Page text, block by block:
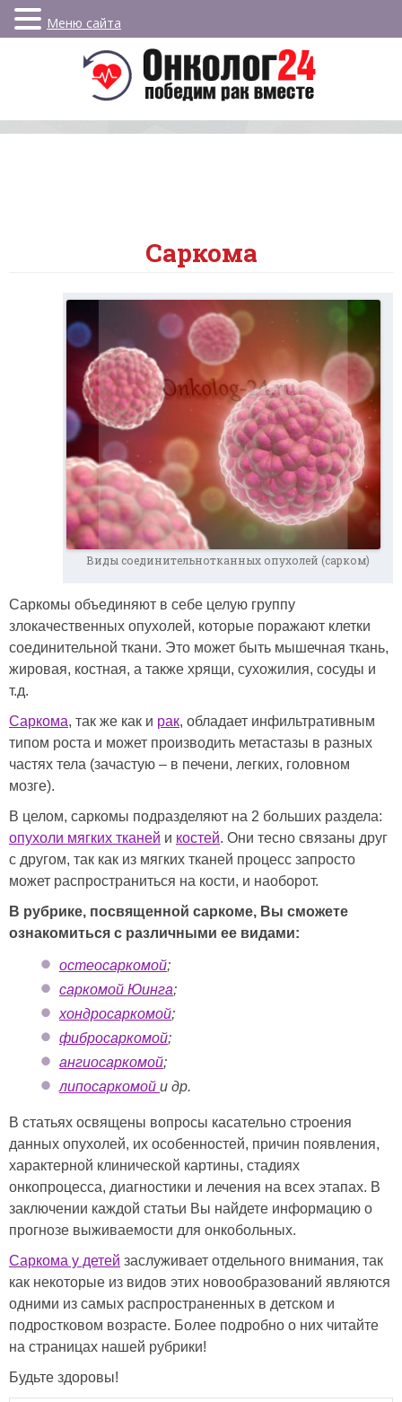
Саркома
Виды соединительнотканных опухолей (сарком)
Саркомы объединяют в себе целую группу
злокачественных опухолей, которые поражают клетки
соединительной ткани. Это может быть мышечная ткань,
жировая, костная, а также хрящи, сухожилия, сосуды и
т.д.
Саркома, так же как и рак, обладает инфильтративным
типом роста и может производить метастазы в разных
частях тела (зачастую – в печени, легких, головном
мозге).
В целом, саркомы подразделяют на 2 больших раздела:
опухоли мягких тканей и костей. Они тесно связаны друг
с другом, так как из мягких тканей процесс запросто
может распространиться на кости, и наоборот.
В рубрике, посвященной саркоме, Вы сможете
ознакомиться с различными ее видами:
остеосаркомой;
саркомой Юинга;
хондросаркомой;
фибросаркомой;
ангиосаркомой;
липосаркомой и др.
В статьях освящены вопросы касательно строения
данных опухолей, их особенностей, причин появления,
характерной клинической картины, стадиях
онкопроцесса, диагностики и лечения на всех этапах. В
заключении каждой статьи Вы найдете информацию о
прогнозе выживаемости для онкобольных.
Саркома у детей заслуживает отдельного внимания, так
как некоторые из видов этих новообразований являются
одними из самых распространенных в детском и
подростковом возрасте. Более подробно о них читайте
на страницах нашей рубрики!
Будьте здоровы!
Меню сайта